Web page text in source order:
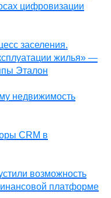
цифровизации
заселения,
жилья» —
Эталон
недвижимость
CRM в
возможность
платформе